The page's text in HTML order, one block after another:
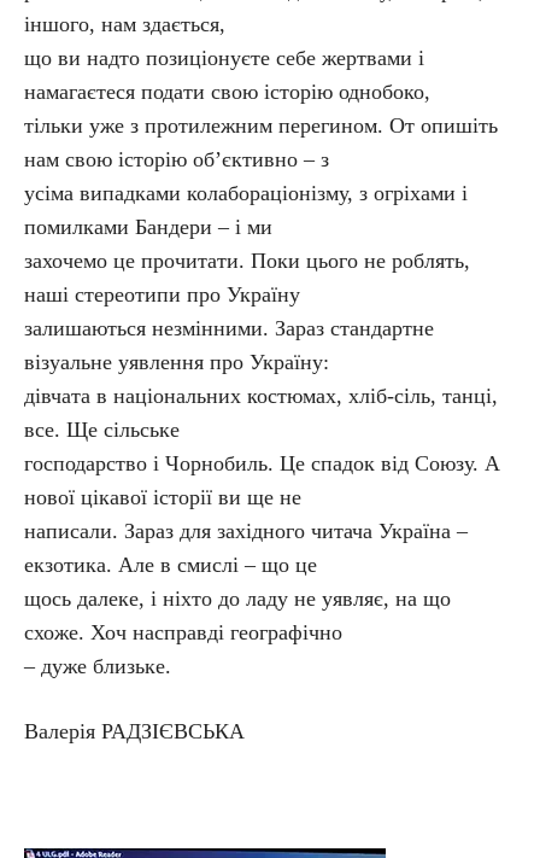
іншого, нам здається,
що ви надто позиціонуєте себе жертвами і
намагаєтеся подати свою історію однобоко,
тільки уже з протилежним перегином. От опишіть
нам свою історію об’єктивно – з
усіма випадками колабораціонізму, з огріхами і
помилками Бандери – і ми
захочемо це прочитати. Поки цього не роблять,
наші стереотипи про Україну
залишаються незмінними. Зараз стандартне
візуальне уявлення про Україну:
дівчата в національних костюмах, хліб-сіль, танці,
все. Ще сільське
господарство і Чорнобиль. Це спадок від Союзу. А
нової цікавої історії ви ще не
написали. Зараз для західного читача Україна –
екзотика. Але в смислі – що це
щось далеке, і ніхто до ладу не уявляє, на що
схоже. Хоч насправді географічно
– дуже близьке.
Валерія РАДЗІЄВСЬКА